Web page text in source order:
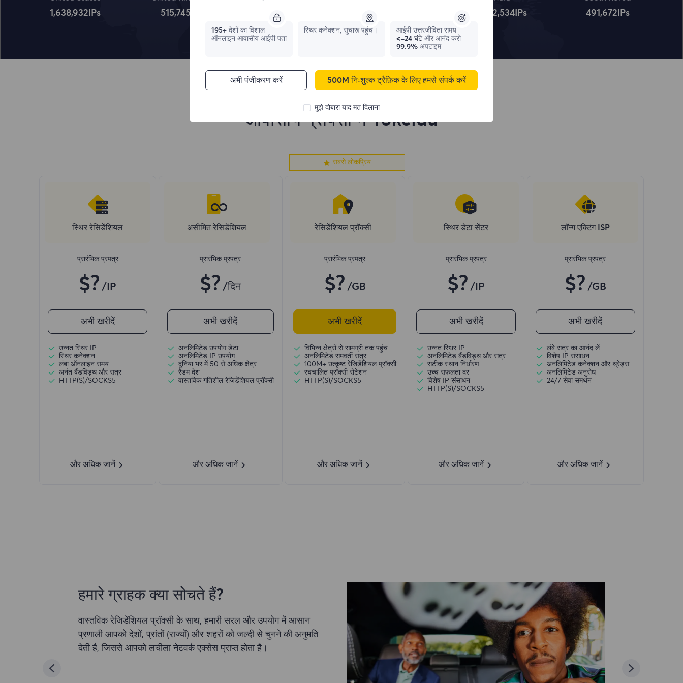
1,638,932 IPs 515,745 1,042,773 4,322,534 IPs 491,672 IPs
आवासीय प्रॉक्सी में Tokelau
सबसे लोकप्रिय
स्थिर रेसिडेंशियल
प्रारंभिक प्रपत्र
$? /IP
अभी खरीदें
उन्नत स्थिर IP
स्थिर कनेक्शन
लंबा ऑनलाइन समय
अनंत बैंडविड्थ और सत्र
HTTP(S)/SOCKS5
और अधिक जानें
असीमित रेसिडेंशियल
प्रारंभिक प्रपत्र
$? /दिन
अभी खरीदें
अनलिमिटेड उपयोग डेटा
अनलिमिटेड IP उपयोग
दुनिया भर में 50 से अधिक क्षेत्र
रैंडम देश
वास्तविक गतिशील रेजिडेंशियल प्रॉक्सी
और अधिक जानें
रेसिडेंशियल प्रॉक्सी
प्रारंभिक प्रपत्र
$? /GB
अभी खरीदें
विभिन्न क्षेत्रों से सामग्री तक पहुंच
अनलिमिटेड समवर्ती सत्र
100M+ उत्कृष्ट रेजिडेंशियल प्रॉक्सी
स्वचालित प्रॉक्सी रोटेशन
HTTP(S)/SOCKS5
और अधिक जानें
स्थिर डेटा सेंटर
प्रारंभिक प्रपत्र
$? /IP
अभी खरीदें
उन्नत स्थिर IP
अनलिमिटेड बैंडविड्थ और सत्र
सटीक स्थान निर्धारण
उच्च सफलता दर
विशेष IP संसाधन
HTTP(S)/SOCKS5
और अधिक जानें
लॉन्ग एक्टिंग ISP
प्रारंभिक प्रपत्र
$? /GB
अभी खरीदें
लंबे सत्र का आनंद लें
विशेष IP संसाधन
अनलिमिटेड कनेक्शन और थ्रेड्स
अनलिमिटेड अनुरोध
24/7 सेवा समर्थन
और अधिक जानें
हमारे ग्राहक क्या सोचते हैं?
वास्तविक रेजिडेंशियल प्रॉक्सी के साथ, हमारी सरल और उपयोग में आसान
प्रणाली आपको देशों, प्रांतों (राज्यों) और शहरों को जल्दी से चुनने की अनुमति
देती है, जिससे आपको लचीला नेटवर्क एक्सेस प्राप्त होता है।
195+ देशों का विशाल
ऑनलाइन आवासीय आईपी पता
स्थिर कनेक्शन, सुचारू पहुंच।
आईपी ​​उत्तरजीविता समय
<=24 घंटे और आनंद करो
99.9% अपटाइम
अभी पंजीकरण करें 500M निःशुल्क ट्रैफ़िक के लिए हमसे संपर्क करें
मुझे दोबारा याद मत दिलाना